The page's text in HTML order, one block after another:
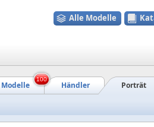
Alle Modelle
Porträt
Händler
Modelle
100